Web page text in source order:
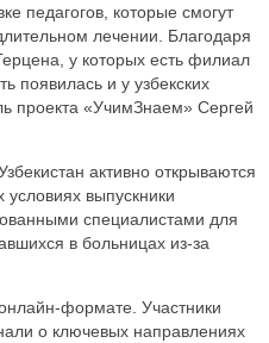
педагогов, которые смогут
лечении. Благодаря
у которых есть филиал
появилась и у узбекских
проекта «УчимЗнаем» Сергей
активно открываются
выпускники
специалистами для
в больницах из-за
формате. Участники
о ключевых направлениях